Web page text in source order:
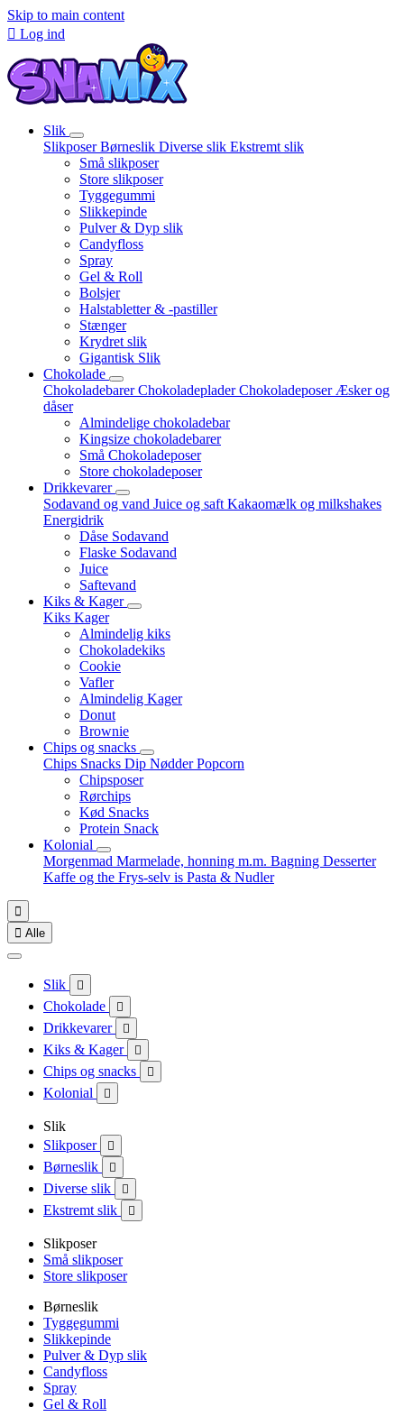
Skip to main content
 Log ind
Slik
SlikposerBørneslik Diverse slik Ekstremt slik
Små slikposer
Store slikposer
Tyggegummi
Slikkepinde
Pulver & Dyp slik
Candyfloss
Spray
Gel & Roll
Bolsjer
Halstabletter & -pastiller
Stænger
Krydret slik
Gigantisk Slik
Chokolade
ChokoladebarerChokoladepladerChokoladeposer Æsker og
dåser
Almindelige chokoladebar
Kingsize chokoladebarer
Små Chokoladeposer
Store chokoladeposer
Drikkevarer
Sodavand og vand Juice og saft Kakaomælk og milkshakes
Energidrik
Dåse Sodavand
Flaske Sodavand
Juice
Saftevand
Kiks & Kager
Kiks Kager
Almindelig kiks
Chokoladekiks
Cookie
Vafler
Almindelig Kager
Donut
Brownie
Chips og snacks
Chips Snacks Dip NødderPopcorn
Chipsposer
Rørchips
Kød Snacks
Protein Snack
Kolonial
Morgenmad Marmelade, honning m.m. Bagning Desserter
Kaffe og the Frys-selv is Pasta & Nudler

 Alle
Slik 
Chokolade 
Drikkevarer 
Kiks & Kager 
Chips og snacks 
Kolonial 
Slik
Slikposer

Børneslik 
Diverse slik 
Ekstremt slik 
Slikposer
Små slikposer
Store slikposer
Børneslik
Tyggegummi
Slikkepinde
Pulver & Dyp slik
Candyfloss
Spray
Gel & Roll